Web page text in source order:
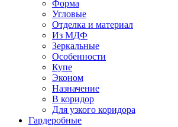
Форма
Угловые
Отделка и материал
Из МДФ
Зеркальные
Особенности
Купе
Эконом
Назначение
В коридор
Для узкого коридора
Гардеробные